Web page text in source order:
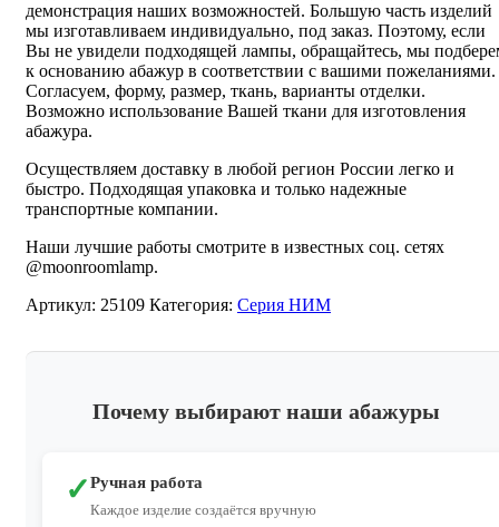
демонстрация наших возможностей. Большую часть изделий
мы изготавливаем индивидуально, под заказ. Поэтому, если
Вы не увидели подходящей лампы, обращайтесь, мы
к основанию абажур в соответствии с вашими пожеланиями.
Согласуем, форму, размер, ткань, варианты отделки.
Возможно использование Вашей ткани для изготовления
абажура.
Осуществляем доставку в любой регион России легко и
быстро. Подходящая упаковка и только надежные
транспортные компании.
Наши лучшие работы смотрите в известных соц. сетях
@moonroomlamp.
Артикул: 25109 Категория: Серия НИМ
Почему выбирают наши абажуры
✓Ручная работа
Каждое изделие создаётся вручную